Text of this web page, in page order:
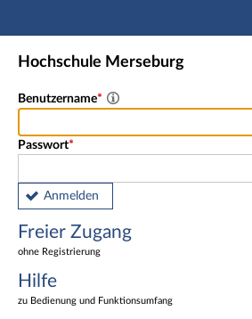
Hauptnavigation
Freier Zugang
Nutzerdaten abrufen
Fußzeile
Hochschule Merseburg
Benutzername
Passwort
Anmelden
Freier Zugang
ohne Registrierung
Hilfe
zu Bedienung und Funktionsumfang